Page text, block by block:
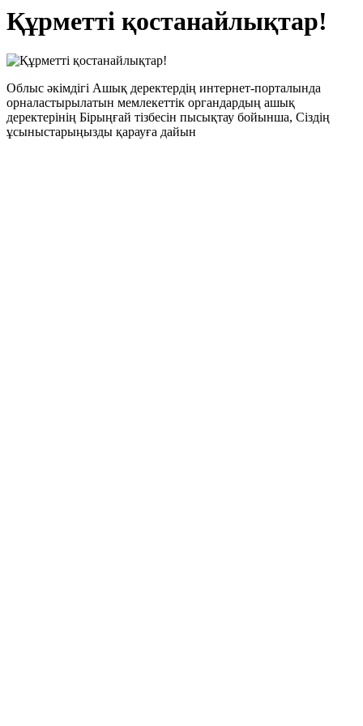
Құрметті қостанайлықтар!
Облыс әкімдігі Ашық деректердің интернет-порталында
орналастырылатын мемлекеттік органдардың ашық
деректерінің Бірыңғай тізбесін пысықтау бойынша, Сіздің
ұсыныстарыңызды қарауға дайын